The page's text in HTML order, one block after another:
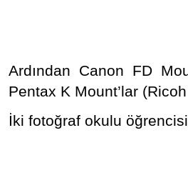
Ardından Canon FD
Pentax K Mount’lar
İki fotoğraf okulu